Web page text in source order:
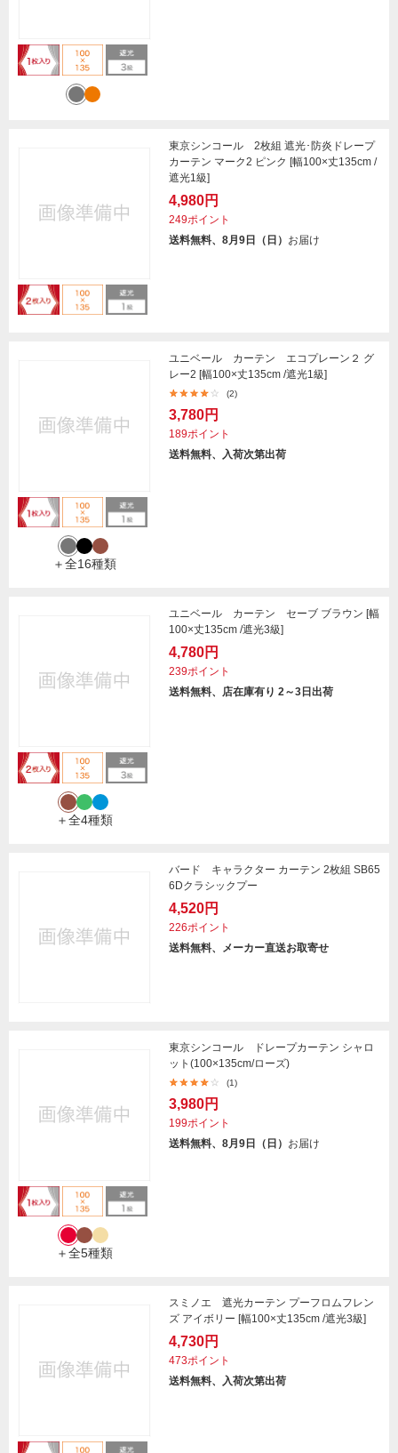
東京シンコール 2枚組 遮光･防炎ドレープ
カーテン マーク2 ピンク [幅100×丈135cm /
遮光1級]
4,980円
249ポイント
送料無料、8月9日（日） お届け
＋全16種類
ユニベール カーテン エコプレーン２ グ
レー2 [幅100×丈135cm /遮光1級]
(2)
3,780円
189ポイント
送料無料、入荷次第出荷
＋全4種類
ユニベール カーテン セーブ ブラウン [幅
100×丈135cm /遮光3級]
4,780円
239ポイント
送料無料、店在庫有り 2～3日出荷
バード キャラクター カーテン 2枚組 SB65
6Dクラシックプー
4,520円
226ポイント
送料無料、メーカー直送お取寄せ
＋全5種類
東京シンコール ドレープカーテン シャロ
ット(100×135cm/ローズ)
(1)
3,980円
199ポイント
送料無料、8月9日（日） お届け
スミノエ 遮光カーテン プーフロムフレン
ズ アイボリー [幅100×丈135cm /遮光3級]
4,730円
473ポイント
送料無料、入荷次第出荷